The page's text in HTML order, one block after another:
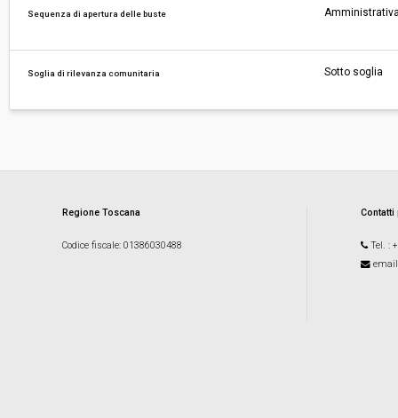
Sequenza di apertura delle buste
Soglia di rilevanza comunitaria Sotto soglia
Regione Toscana
Codice fiscale: 01386030488 Tel. :
email